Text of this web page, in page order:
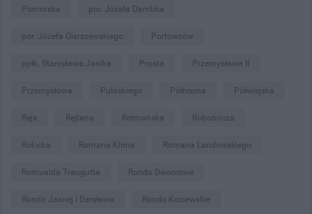
Pomorska por. Józefa Dambka
por. Józefa Gierszewskiego Portowców
ppłk. Stanisława Janika Prosta Przemysława II
Przemysłowa Pułaskiego Północna Półwiejska
Reja Rejtana Retmańska Robotnicza
Rokicka Romana Klima Romana Landowskiego
Romualda Traugutta Rondo Dworcowe
Rondo Jasnej i Dersława Rondo Kociewskie